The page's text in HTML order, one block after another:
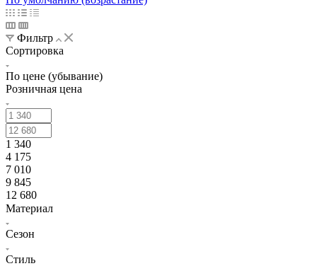
Фильтр
Сортировка
По цене (убывание)
Розничная цена
1 340
4 175
7 010
9 845
12 680
Материал
Сезон
Стиль